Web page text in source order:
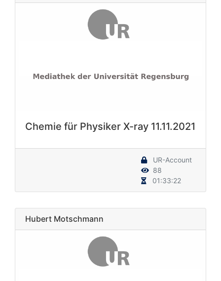
Chemie für Physiker X-ray 11.11.2021
UR-Account
88
01:33:22
Hubert Motschmann